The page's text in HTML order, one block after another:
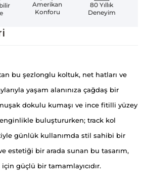
Amerikan
Konforu
80 Yıllık
Deneyim
bu şezlonglu koltuk, net hatları ve
yaşam alanınıza çağdaş bir
dokulu kumaşı ve ince fitilli yüzey
buluştururken; track kol
günlük kullanımda stil sahibi bir
estetiği bir arada sunan bu tasarım,
güçlü bir tamamlayıcıdır.